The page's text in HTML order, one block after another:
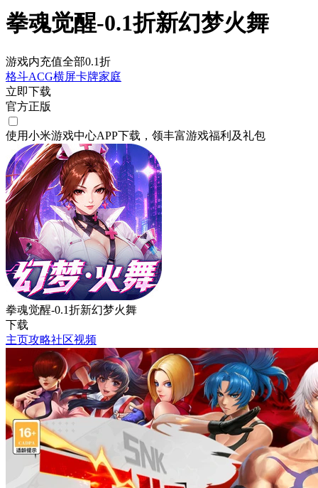
拳魂觉醒-0.1折新幻梦火舞
游戏内充值全部0.1折
格斗ACG横屏卡牌家庭
立即下载
官方正版
使用小米游戏中心APP下载 ，领丰富游戏福利 及礼包
拳魂觉醒-0.1折新幻梦火舞
下载
主页攻略社区视频